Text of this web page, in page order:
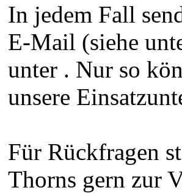
In jedem Fall
E-Mail (siehe
unter . Nur so
unsere
Für Rückfragen
Thorns gern zur